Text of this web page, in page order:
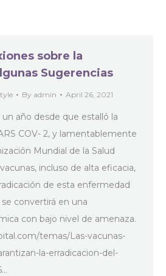
sobre la
Sugerencias
By admin April 26, 2021
año desde que estalló la
COV- 2, y lamentablemente
Mundial de la Salud
incluso de alta eficacia,
de esta enfermedad
convertirá en una
con bajo nivel de amenaza.
temas/Las-vacunas-
la-erradicacion-del-